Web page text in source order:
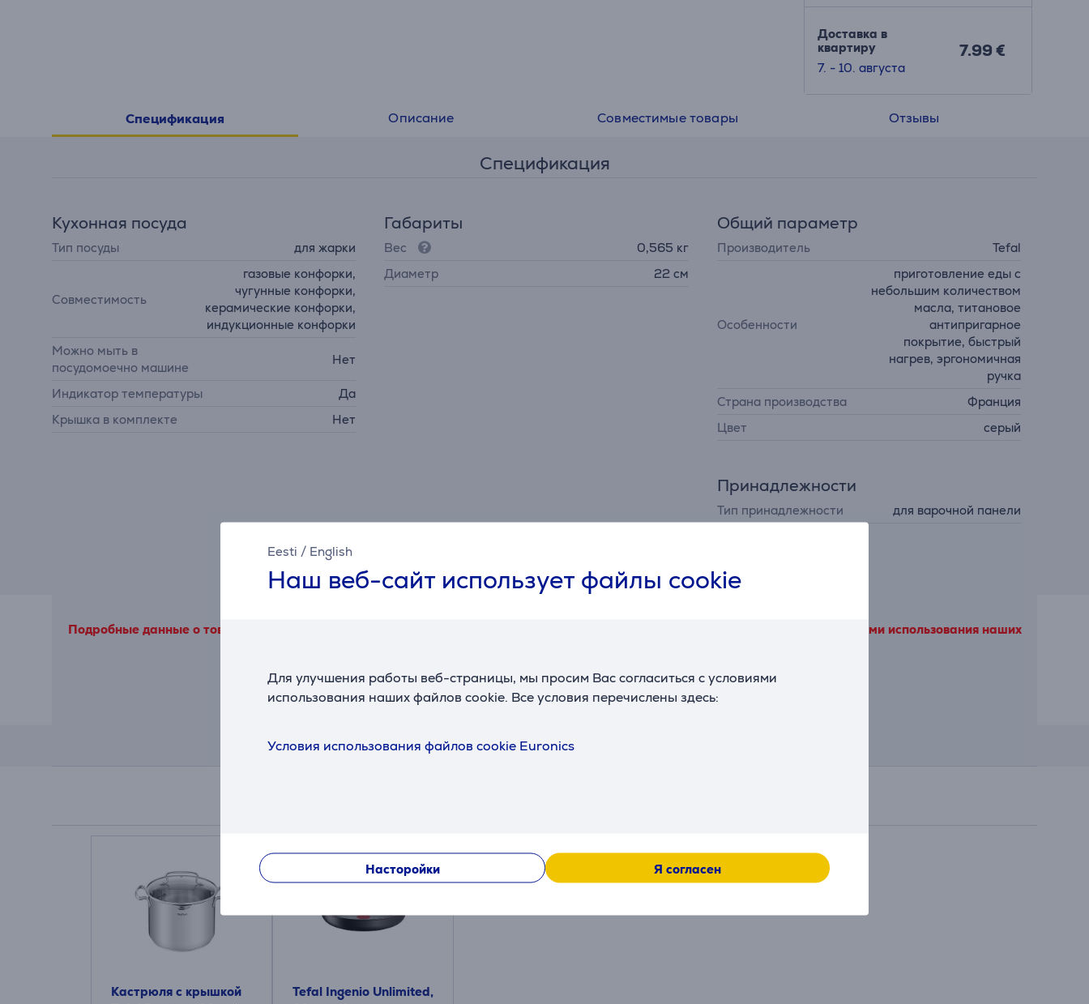
Eesti / English
Наш веб-сайт использует файлы cookie
Для улучшения работы веб-страницы, мы просим Вас согласиться с условиями
использования наших файлов cookie. Все условия перечислены здесь:
Условия использования файлов cookie Euronics
Насторойки Я согласен
Доставка в
квартиру
7. - 10. августа
7.99 €
Спецификация Описание Совместимые товары Отзывы
Спецификация
Кухонная посуда
Тип посуды для жарки
Совместимость
газовые конфорки,
чугунные конфорки,
керамические конфорки,
индукционные конфорки
Можно мыть в
посудомоечно машине
Нет
Индикатор температуры
Да
Крышка в комплекте
Нет
Габариты
Вес
0,565 кг
Диаметр
22 см
Общий параметр
Производитель Tefal
Особенности
приготовление еды с
небольшим количеством
масла, титановое
антипригарное
покрытие, быстрый
нагрев, эргономичная
ручка
Страна производства
Франция
Цвет
серый
Принадлежности
Тип принадлежности для варочной панели
Подробные данные о товаре, исходящие от третьих лиц, можно просмотреть только в том случае, если Вы согласитесь с условиями использования наших
Насторойки
Описание
Кастрюля с крышкой
Tefal Ingenio Unlimited,